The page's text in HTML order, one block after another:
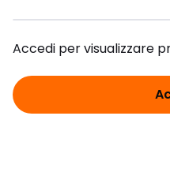
Accedi per visualizzare